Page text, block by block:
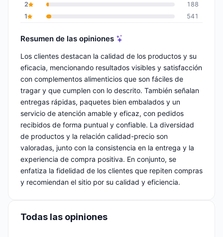
2
188
1
541
Resumen de las opiniones
Los clientes destacan la calidad de los productos y su
eficacia, mencionando resultados visibles y satisfacción
con complementos alimenticios que son fáciles de
tragar y que cumplen con lo descrito. También señalan
entregas rápidas, paquetes bien embalados y un
servicio de atención amable y eficaz, con pedidos
recibidos de forma puntual y confiable. La diversidad
de productos y la relación calidad-precio son
valoradas, junto con la consistencia en la entrega y la
experiencia de compra positiva. En conjunto, se
enfatiza la fidelidad de los clientes que repiten compras
y recomiendan el sitio por su calidad y eficiencia.
Todas las opiniones